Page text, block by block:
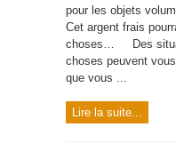
pour les objets
Cet argent frais
choses… Des
choses peuvent
que vous ...
Lire la suite...